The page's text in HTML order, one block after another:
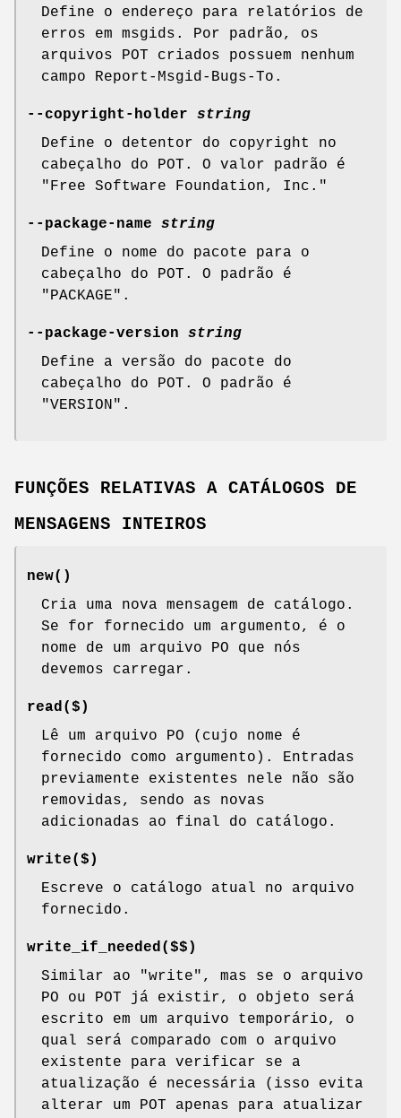
Define o endereço para relatórios de
erros em msgids. Por padrão, os
arquivos POT criados possuem nenhum
campo Report-Msgid-Bugs-To.
--copyright-holder
string
Define o detentor do copyright no
cabeçalho do POT. O valor padrão é
"Free Software Foundation, Inc."
--package-name
string
Define o nome do pacote para o
cabeçalho do POT. O padrão é
"PACKAGE".
--package-version
string
Define a versão do pacote do
cabeçalho do POT. O padrão é
"VERSION".
FUNÇÕES RELATIVAS A CATÁLOGOS DE
MENSAGENS INTEIROS
new()
Cria uma nova mensagem de catálogo.
Se for fornecido um argumento, é o
nome de um arquivo PO que nós
devemos carregar.
read($)
Lê um arquivo PO (cujo nome é
fornecido como argumento). Entradas
previamente existentes nele não são
removidas, sendo as novas
adicionadas ao final do catálogo.
write($)
Escreve o catálogo atual no arquivo
fornecido.
write_if_needed($$)
Similar ao "write", mas se o arquivo
PO ou POT já existir, o objeto será
escrito em um arquivo temporário, o
qual será comparado com o arquivo
existente para verificar se a
atualização é necessária (isso evita
alterar um POT apenas para atualizar